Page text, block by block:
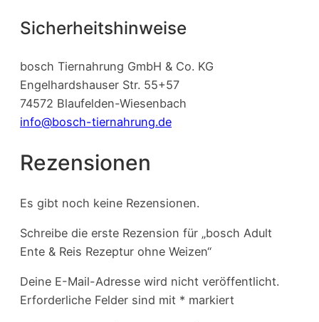
Sicherheitshinweise
bosch Tiernahrung GmbH & Co. KG
Engelhardshauser Str. 55+57
74572 Blaufelden-Wiesenbach
info@bosch-tiernahrung.de
Rezensionen
Es gibt noch keine Rezensionen.
Schreibe die erste Rezension für „bosch Adult
Ente & Reis Rezeptur ohne Weizen“
Deine E-Mail-Adresse wird nicht veröffentlicht.
Erforderliche Felder sind mit * markiert